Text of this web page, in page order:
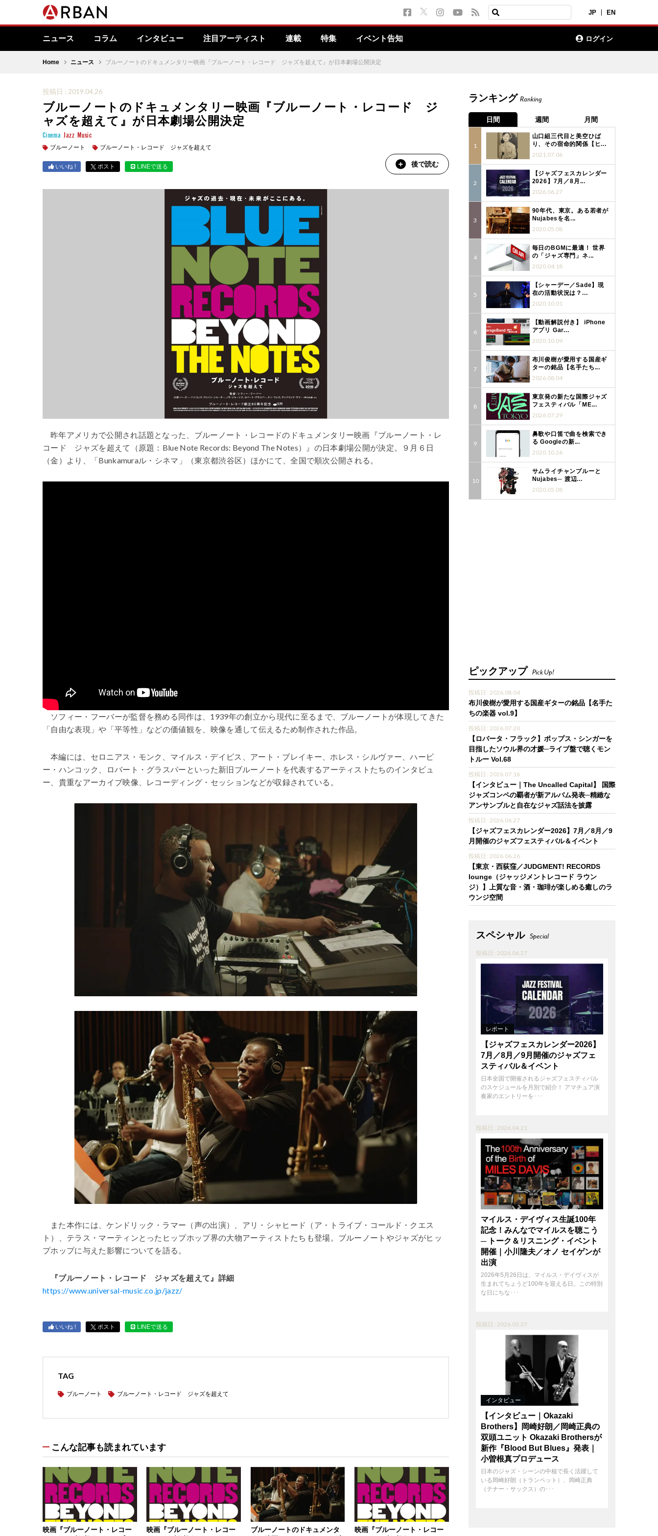
JP EN
ニュース コラム インタビュー 注目アーティスト 連載 特集 イベント告知 ログイン
Home ニュース ブルーノートのドキュメンタリー映画『ブルーノート・レコード ジャズを超えて』が日本劇場公開決定
投稿日 : 2019.04.26
ブルーノートのドキュメンタリー映画『ブルーノート・レコード ジ
ャズを超えて』が日本劇場公開決定
Cinema Jazz Music
ブルーノート ブルーノート・レコード ジャズを超えて
いいね ! ポスト LINEで送る 後で読む
昨年アメリカで公開され話題となった、ブルーノート・レコードのドキュメンタリー映画『ブルーノート・レ
コード ジャズを超えて（原題：Blue Note Records: Beyond The Notes）』の日本劇場公開が決定。９月６日
（金）より、「Bunkamuraル・シネマ」（東京都渋谷区）ほかにて、全国で順次公開される。
ソフィー・フーバーが監督を務める同作は、1939年の創立から現代に至るまで、ブルーノートが体現してきた
「自由な表現」や「平等性」などの価値観を、映像を通して伝えるため制作された作品。
本編には、セロニアス・モンク、マイルス・デイビス、アート・ブレイキー、ホレス・シルヴァー、ハービ
ー・ハンコック、ロバート・グラスパーといった新旧ブルーノートを代表するアーティストたちのインタビュ
ー、貴重なアーカイブ映像、レコーディング・セッションなどが収録されている。
また本作には、ケンドリック・ラマー（声の出演）、アリ・シャヒード（ア・トライブ・コールド・クエス
ト）、テラス・マーティンとったヒップホップ界の大物アーティストたちも登場。ブルーノートやジャズがヒッ
プホップに与えた影響についてを語る。
『ブルーノート・レコード ジャズを超えて』詳細
https://www.universal-music.co.jp/jazz/
いいね ! ポスト LINEで送る
TAG
ブルーノート ブルーノート・レコード ジャズを超えて
こんな記事も読まれています
映画『ブルーノート・レコー
映画『ブルーノート・レコー
ブルーノートのドキュメンタ
映画『ブルーノート・レコー
ランキング Ranking
日間 週間 月間
山口組三代目と美空ひば
り、その宿命的関係【ヒ...
2021.07.06
【ジャズフェスカレンダー
2026】7月／8月...
2026.06.27
90年代、東京。ある若者が
Nujabesを名...
2020.05.08
毎日のBGMに最適！ 世界
の「ジャズ専門」ネ...
2020.04.18
【シャーデー／Sade】現
在の活動状況は？...
2020.10.01
【動画解説付き】 iPhone
アプリ Gar...
2020.10.09
布川俊樹が愛用する国産ギ
ターの銘品【名手たち...
2026.08.04
東京発の新たな国際ジャズ
フェスティバル「ME...
2026.07.29
鼻歌や口笛で曲を検索でき
る Googleの新...
2020.10.26
サムライチャンプルーと
Nujabes─ 渡辺...
2020.05.08
ピックアップ Pick Up!
投稿日 : 2026.08.04
布川俊樹が愛用する国産ギターの銘品【名手た
ちの楽器 vol.9】
投稿日 : 2026.07.20
【ロバータ・フラック】ポップス・シンガーを
目指したソウル界の才媛─ライブ盤で聴くモン
トルー Vol.68
投稿日 : 2026.07.16
【インタビュー｜The Uncalled Capital】 国際
ジャズコンペの覇者が新アルバム発表─精緻な
アンサンブルと自在なジャズ話法を披露
投稿日 : 2026.06.27
【ジャズフェスカレンダー2026】7月／8月／9
月開催のジャズフェスティバル＆イベント
投稿日 : 2026.06.26
【東京・西荻窪／JUDGMENT! RECORDS
lounge（ジャッジメントレコード ラウン
ジ）】上質な音・酒・珈琲が楽しめる癒しのラ
ウンジ空間
スペシャル Special
投稿日 : 2026.06.27
レポート
【ジャズフェスカレンダー2026】
7月／8月／9月開催のジャズフェ
スティバル＆イベント
日本全国で開催されるジャズフェスティバル
のスケジュールを月別で紹介！ アマチュア演
奏家のエントリーを･･･
投稿日 : 2026.04.21
マイルス・デイヴィス生誕100年
記念！みんなでマイルスを聴こう
─ トーク＆リスニング・イベント
開催｜小川隆夫／オノ セイゲンが
出演
2026年5月26日は、マイルス・デイヴィスが
生まれてちょうど100年を迎える日。この特別
な日にちな･･･
投稿日 : 2026.03.27
インタビュー
【インタビュー｜Okazaki
Brothers】岡崎好朗／岡崎正典の
双頭ユニット Okazaki Brothersが
新作『Blood But Blues』発表｜
小曽根真プロデュース
日本のジャズ・シーンの中核で長く活躍して
いる岡崎好朗（トランペット）、岡崎正典
（テナー・サックス）の･･･